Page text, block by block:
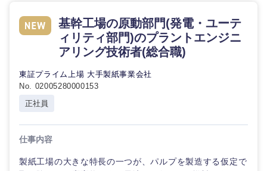
基幹工場の原動部門(発電・ユーテ
ィリティ部門)のプラントエンジニ
アリング技術者(総合職)
東証プライム上場 大手製紙事業会社
No. 02005280000153
正社員
仕事内容
製紙工場の大きな特長の一つが、パルプを製造する仮定で